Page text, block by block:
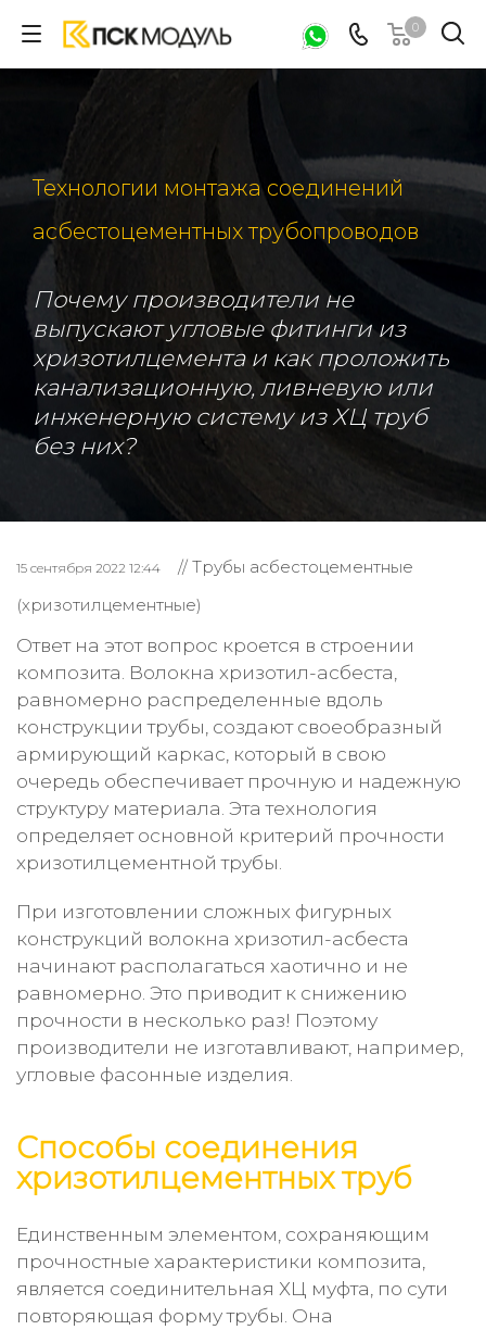
0
Технологии монтажа соединений
асбестоцементных трубопроводов
Почему производители не
выпускают угловые фитинги из
хризотилцемента и как проложить
канализационную, ливневую или
инженерную систему из ХЦ труб
без них?
15 сентября 2022 12:44
// Трубы асбестоцементные
(хризотилцементные)
Ответ на этот вопрос кроется в строении
композита. Волокна хризотил-асбеста,
равномерно распределенные вдоль
конструкции трубы, создают своеобразный
армирующий каркас, который в свою
очередь обеспечивает прочную и надежную
структуру материала. Эта технология
определяет основной критерий прочности
хризотилцементной трубы.
При изготовлении сложных фигурных
конструкций волокна хризотил-асбеста
начинают располагаться хаотично и не
равномерно. Это приводит к снижению
прочности в несколько раз! Поэтому
производители не изготавливают, например,
угловые фасонные изделия.
Способы соединения
хризотилцементных труб
Единственным элементом, сохраняющим
прочностные характеристики композита,
является соединительная ХЦ муфта, по сути
повторяющая форму трубы. Она